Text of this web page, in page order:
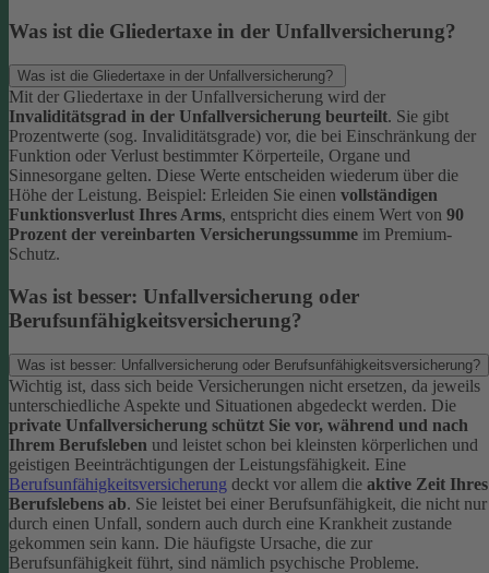
Was ist die Gliedertaxe in der Unfallversicherung?
Was ist die Gliedertaxe in der Unfallversicherung?
Mit der Gliedertaxe in der Unfallversicherung wird der
Invaliditätsgrad in der Unfallversicherung beurteilt. Sie gibt
Prozentwerte (sog. Invaliditätsgrade) vor, die bei Einschränkung der
Funktion oder Verlust bestimmter Körperteile, Organe und
Sinnesorgane gelten. Diese Werte entscheiden wiederum über die
Höhe der Leistung. Beispiel: Erleiden Sie einen vollständigen
Funktionsverlust Ihres Arms, entspricht dies einem Wert von 90
Prozent der vereinbarten Versicherungssumme im Premium-
Schutz.
Was ist besser: Unfallversicherung oder
Berufsunfähigkeitsversicherung?
Was ist besser: Unfallversicherung oder Berufsunfähigkeitsversicherung?
Wichtig ist, dass sich beide Versicherungen nicht ersetzen, da jeweils
unterschiedliche Aspekte und Situationen abgedeckt werden. Die
private Unfallversicherung schützt Sie vor, während und nach
Ihrem Berufsleben und leistet schon bei kleinsten körperlichen und
geistigen Beeinträchtigungen der Leistungsfähigkeit. Eine
Berufsunfähigkeitsversicherung deckt vor allem die aktive Zeit Ihres
Berufslebens ab. Sie leistet bei einer Berufsunfähigkeit, die nicht nur
durch einen Unfall, sondern auch durch eine Krankheit zustande
gekommen sein kann. Die häufigste Ursache, die zur
Berufsunfähigkeit führt, sind nämlich psychische Probleme.